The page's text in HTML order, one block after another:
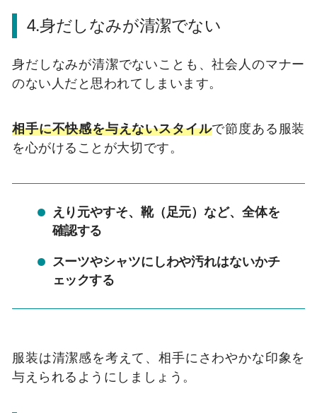
4.身だしなみが清潔でない
身だしなみが清潔でないことも、社会人のマナー
のない人だと思われてしまいます。
相手に不快感を与えないスタイルで節度ある服装
を心がけることが大切です。
えり元やすそ、靴（足元）など、全体を
確認する
スーツやシャツにしわや汚れはないかチ
ェックする
服装は清潔感を考えて、相手にさわやかな印象を
与えられるようにしましょう。